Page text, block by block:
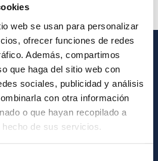
web se usan para personalizar
ofrecer funciones de redes
Además, compartimos
que haga del sitio web con
sociales, publicidad y análisis
con otra información
o que hayan recopilado a
de sus servicios.